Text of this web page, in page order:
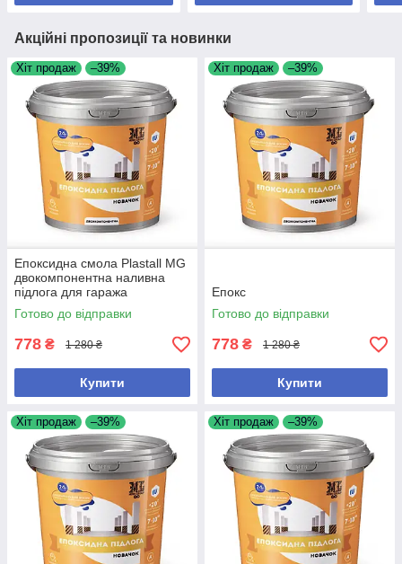
Акційні пропозиції та новинки
Хіт продаж –39%
Епоксидна смола Plastall MG
двокомпонентна наливна
підлога для гаража
Готово до відправки
778 ₴ 1 280 ₴
Купити
Хіт продаж –39%
Епокс
Готово до відправки
778 ₴ 1 280 ₴
Купити
Хіт продаж –39% Хіт продаж –39%